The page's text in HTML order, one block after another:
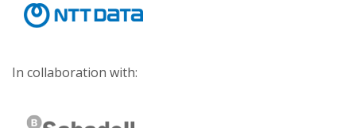
In collaboration with: